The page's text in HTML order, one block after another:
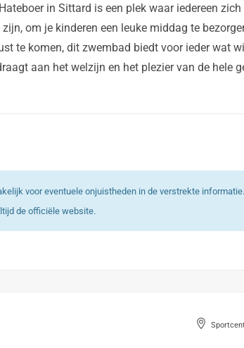
in Sittard is een plek waar iedereen
om je kinderen een leuke middag te
te komen, dit zwembad biedt voor ieder wat
aan het welzijn en het plezier van de hele
voor eventuele onjuistheden in de verstrekte
de officiële website.